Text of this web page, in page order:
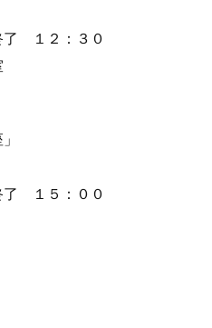
１２：３０
１５：００